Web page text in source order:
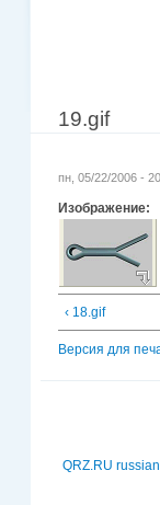
19.gif
пн, 05/22/2006 -
Изображение:
‹ 18.gif
Версия для
QRZ.RU